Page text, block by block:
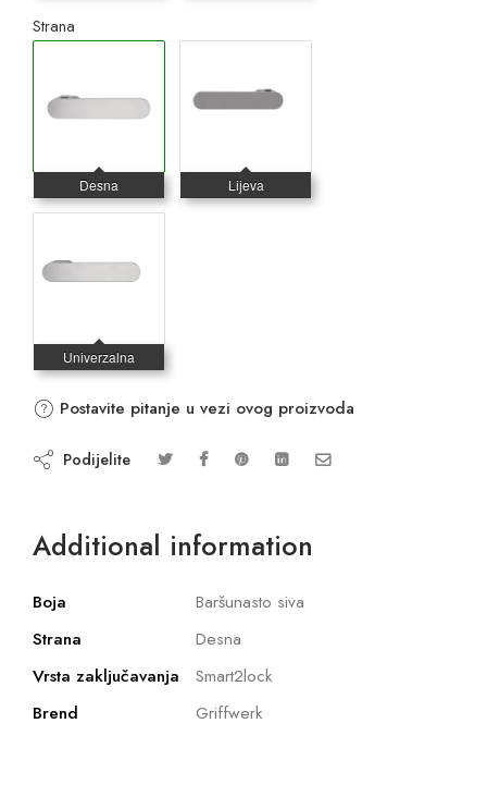
Strana
Postavite pitanje u vezi ovog proizvoda
Podijelite
Additional information
Boja
Baršunasto siva
Strana
Desna
Vrsta zaključavanja
Smart2lock
Brend
Griffwerk